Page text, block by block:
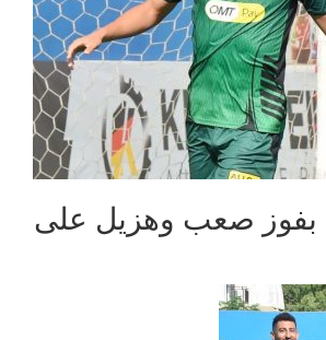
بفوز صعب وهزيل على